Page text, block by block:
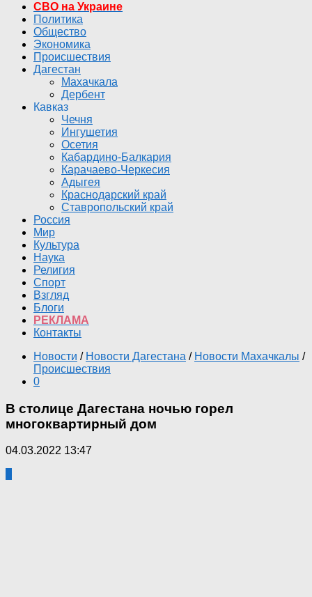
СВО на Украине
Политика
Общество
Экономика
Происшествия
Дагестан
Махачкала
Дербент
Кавказ
Чечня
Ингушетия
Осетия
Кабардино-Балкария
Карачаево-Черкесия
Адыгея
Краснодарский край
Ставропольский край
Россия
Мир
Культура
Наука
Религия
Спорт
Взгляд
Блоги
РЕКЛАМА
Контакты
Новости / Новости Дагестана / Новости Махачкалы /
Происшествия
0
В столице Дагестана ночью горел
многоквартирный дом
04.03.2022 13:47